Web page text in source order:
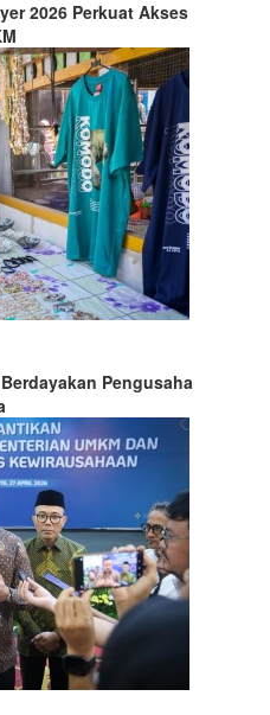
2026 Perkuat Akses
Pengusaha